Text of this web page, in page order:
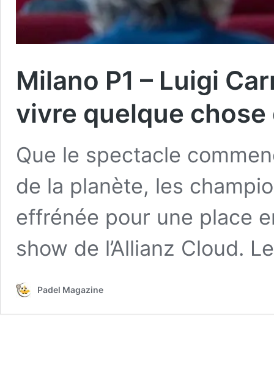
Milano P1 – Luigi
vivre quelque chose
Que le spectacle
de la planète, les
effrénée pour une place
show de l’Allianz Cloud.
Padel Magazine